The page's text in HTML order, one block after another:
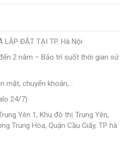
LẮP ĐẶT TẠI TP. Hà Nội
2 năm – Bảo trì suốt thời gian sử
mặt, chuyển khoản,…
24/7)
Yên 1, Khu đô thị Trung Yên,
Trung Hòa, Quận Cầu Giấy, TP hà